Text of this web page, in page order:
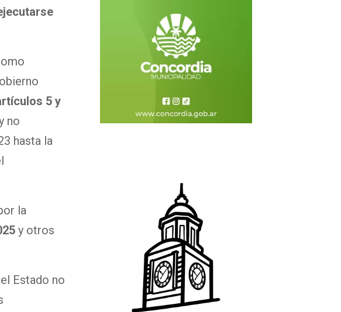
5 y
no
hasta la
la
y otros
Estado no